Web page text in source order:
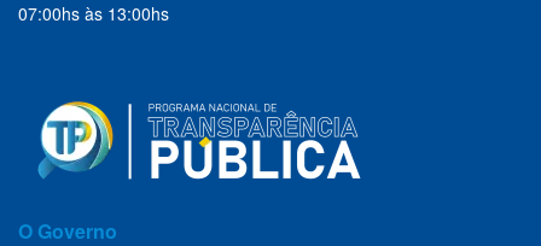
07:00hs às 13:00hs
O Governo